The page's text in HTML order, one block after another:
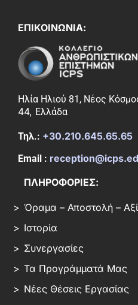
ΕΠΙΚΟΙΝΩΝΙΑ:
Ηλία Ηλιού 81, Νέος
44, Ελλάδα
Τηλ.: +30.210.645.65.65
Email :
ΠΛΗΡΟΦΟΡΙΕΣ:
Όραμα – Αποστολή –
Ιστορία
Συνεργασίες
Τα Προγράμματά Μας
Νέες Θέσεις Εργασίας